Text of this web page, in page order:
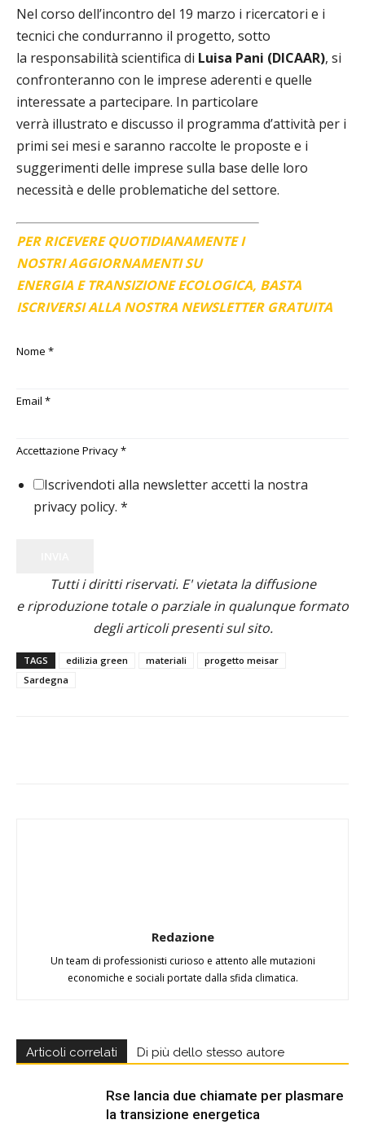
Nel corso dell’incontro del 19 marzo i ricercatori e i
tecnici che condurranno il progetto, sotto
la responsabilità scientifica di Luisa Pani (DICAAR), si
confronteranno con le imprese aderenti e quelle
interessate a partecipare. In particolare
verrà illustrato e discusso il programma d’attività per i
primi sei mesi e saranno raccolte le proposte e i
suggerimenti delle imprese sulla base delle loro
necessità e delle problematiche del settore.
PER RICEVERE QUOTIDIANAMENTE I
NOSTRI AGGIORNAMENTI SU
ENERGIA E TRANSIZIONE ECOLOGICA, BASTA
ISCRIVERSI ALLA NOSTRA NEWSLETTER GRATUITA
Nome *
Email *
Accettazione Privacy*
Iscrivendoti alla newsletter accetti la nostra
privacy policy. *
Tutti i diritti riservati. E' vietata la diffusione
e riproduzione totale o parziale in qualunque formato
degli articoli presenti sul sito.
TAGS edilizia green materiali
progetto meisar
Sardegna
Redazione
Un team di professionisti curioso e attento alle mutazioni
economiche e sociali portate dalla sfida climatica.
Articoli correlati Di più dello stesso autore
Rse lancia due chiamate per plasmare
la transizione energetica